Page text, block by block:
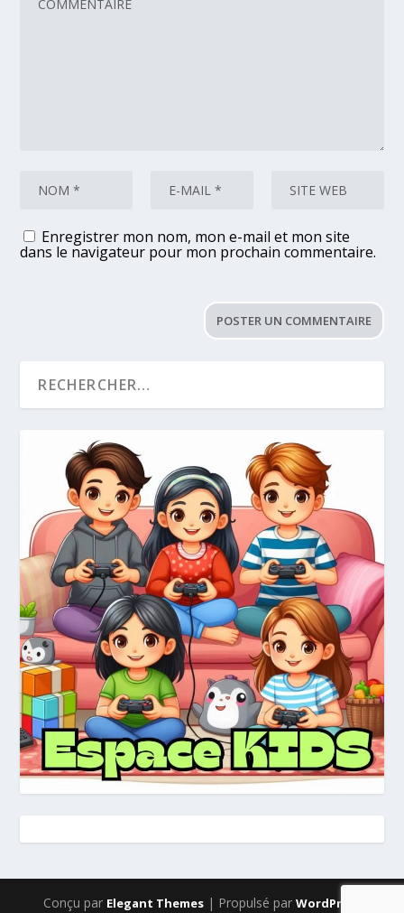
Enregistrer mon nom, mon e-mail et mon site
dans le navigateur pour mon prochain commentaire.
Conçu par Elegant Themes| Propulsé par WordPress